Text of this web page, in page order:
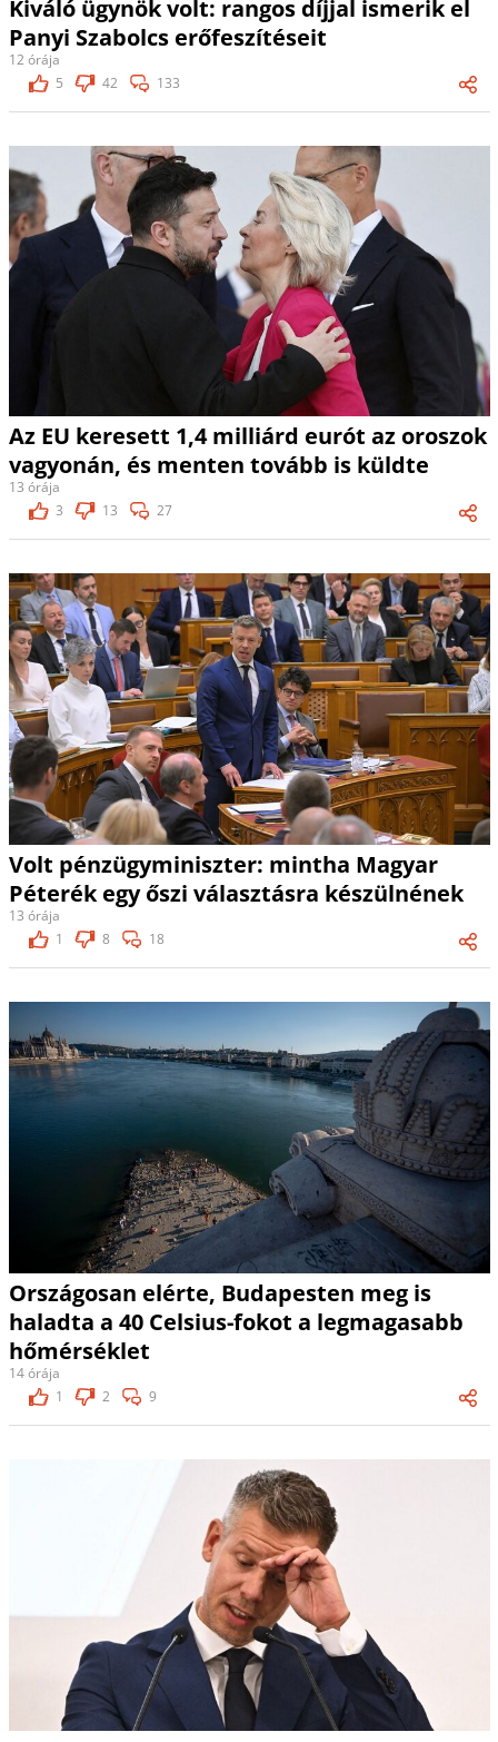
Kiváló ügynök volt: rangos díjjal ismerik el
Panyi Szabolcs erőfeszítéseit
12 órája
5
42 133
Az EU keresett 1,4 milliárd eurót az oroszok
vagyonán, és menten tovább is küldte
13 órája
3
13 27
Volt pénzügyminiszter: mintha Magyar
Péterék egy őszi választásra készülnének
13 órája
1
8 18
Országosan elérte, Budapesten meg is
haladta a 40 Celsius-fokot a legmagasabb
hőmérséklet
14 órája
1
2 9